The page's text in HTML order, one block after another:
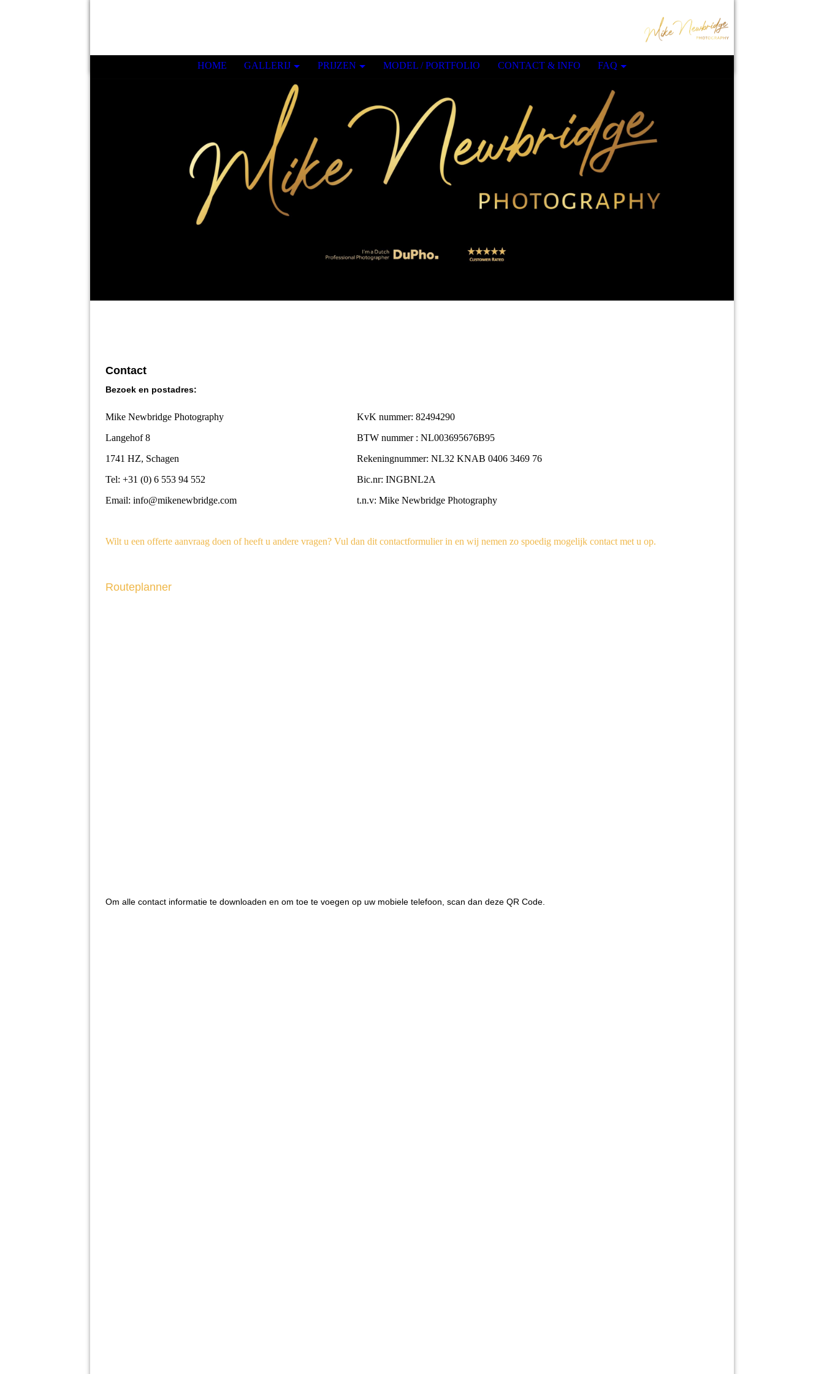
HOME GALLERIJ PRIJZEN MODEL / PORTFOLIO CONTACT & INFO FAQ
Contact
Bezoek en postadres:
Mike Newbridge Photography
Langehof 8
1741 HZ, Schagen
Tel: +31 (0) 6 553 94 552
Email: info@mikenewbridge.com
KvK nummer: 82494290
BTW nummer : NL003695676B95
Rekeningnummer: NL32 KNAB 0406 3469 76
Bic.nr: INGBNL2A
t.n.v: Mike Newbridge Photography
Wilt u een offerte aanvraag doen of heeft u andere vragen? Vul dan dit contactformulier in en wij nemen zo spoedig mogelijk contact met u op.
Routeplanner
Om alle contact informatie te downloaden en om toe te voegen op uw mobiele telefoon, scan dan deze QR Code.